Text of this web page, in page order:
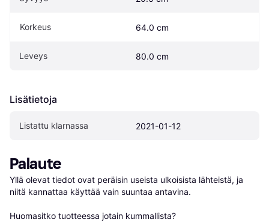
Korkeus 64.0 cm
Leveys 80.0 cm
Lisätietoja
Listattu klarnassa 2021-01-12
Palaute
Yllä olevat tiedot ovat peräisin useista ulkoisista lähteistä, ja
niitä kannattaa käyttää vain suuntaa antavina.
Huomasitko tuotteessa jotain kummallista?